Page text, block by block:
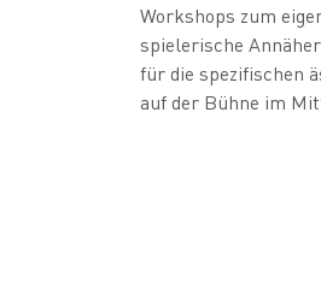
Workshops zum
spielerische
für die spezifischen
auf der Bühne im